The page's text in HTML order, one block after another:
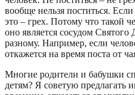
вообще нельзя поститься.
это – грех. Потому что такой
оно является сосудом
разному. Например, если
откажется на время поста от
Многие родители и бабушки
детям? Я советую предлагать